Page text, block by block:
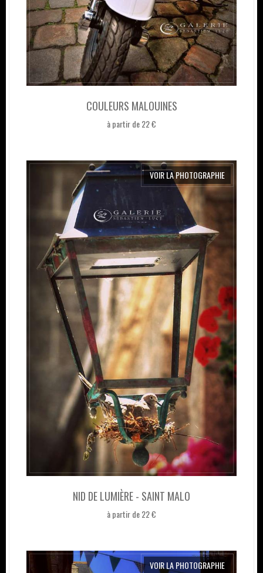
COULEURS MALOUINES
à partir de 22 €
NID DE LUMIÈRE - SAINT MALO
à partir de 22 €
VOIR LA PHOTOGRAPHIE
VOIR LA PHOTOGRAPHIE